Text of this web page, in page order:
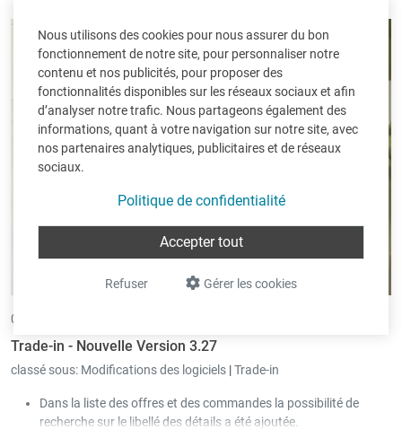
Nous utilisons des cookies pour nous assurer du bon
fonctionnement de notre site, pour personnaliser notre
contenu et nos publicités, pour proposer des
fonctionnalités disponibles sur les réseaux sociaux et afin
d’analyser notre trafic. Nous partageons également des
informations, quant à votre navigation sur notre site, avec
nos partenaires analytiques, publicitaires et de réseaux
sociaux.
Politique de confidentialité
Gérer les cookies
Refuser
Accepter tout
concernés ont été comptabilisés.
09/11/2017 •
Trade-in - Nouvelle Version 3.27
classé sous: Modifications des logiciels |Trade-in
Dans la liste des offres et des commandes la possibilité de
recherche sur le libellé des détails a été ajoutée.